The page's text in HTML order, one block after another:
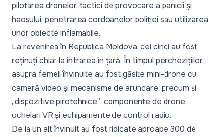
pilotarea dronelor, tactici de provocare a panicii și
haosului, penetrarea cordoanelor poliției sau utilizarea
unor obiecte inflamabile.
La revenirea în Republica Moldova, cei cinci au fost
reținuți chiar la intrarea în țară. În timpul perchezițiilor,
asupra femeii învinuite au fost găsite mini-drone cu
cameră video și mecanisme de aruncare, precum și
„dispozitive pirotehnice”, componente de drone,
ochelari VR și echipamente de control radio.
De la un alt învinuit au fost ridicate aproape 300 de